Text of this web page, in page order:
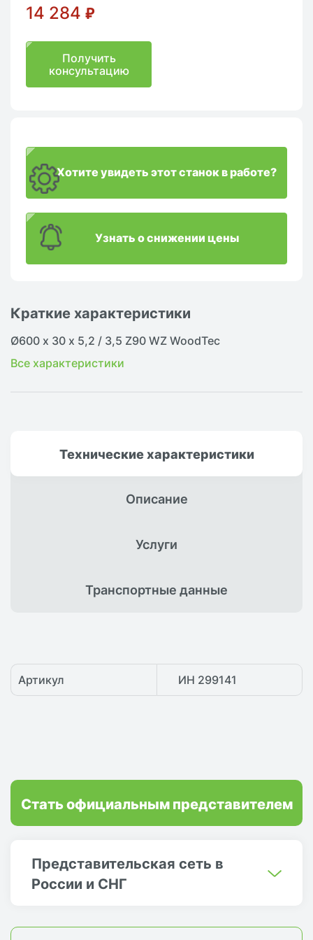
Краткие характеристики
Ø600 х 30 х 5,2 / 3,5 Z90 WZ WoodTec
Все характеристики
14 284 ₽
Получить
консультацию
Хотите увидеть этот станок в работе?
Узнать о снижении цены
Техническиехарактеристики
Описание
Услуги
Транспортныеданные
Артикул ИН 299141
Представительская сеть в
России и СНГ
Стать официальным представителем